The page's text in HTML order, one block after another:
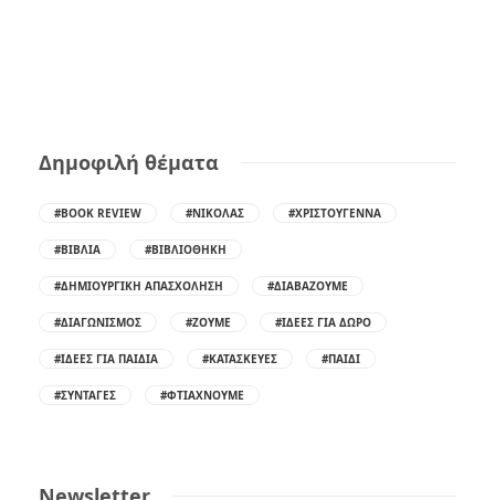
Δημοφιλή θέματα
#BOOK REVIEW #ΝΙΚΌΛΑΣ #ΧΡΙΣΤΟΎΓΕΝΝΑ
#ΒΙΒΛΊΑ #ΒΙΒΛΙΟΘΉΚΗ
#ΔΗΜΙΟΥΡΓΙΚΉ ΑΠΑΣΧΌΛΗΣΗ #ΔΙΑΒΆΖΟΥΜΕ
#ΔΙΑΓΩΝΙΣΜΌΣ #ΖΟΎΜΕ #ΙΔΈΕΣ ΓΙΑ ΔΏΡΟ
#ΙΔΈΕΣ ΓΙΑ ΠΑΙΔΙΆ #ΚΑΤΑΣΚΕΥΈΣ #ΠΑΙΔΊ
#ΣΥΝΤΑΓΈΣ #ΦΤΙΆΧΝΟΥΜΕ